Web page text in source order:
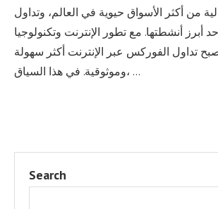
من أكثر الأسواق حيوية في العالم، وتداول
أبرز أنشطتها. مع تطور الإنترنت وتكنولوجيا
تداول الفوركس عبر الإنترنت أكثر سهولة
وموثوقية. في هذا السياق، …
Search